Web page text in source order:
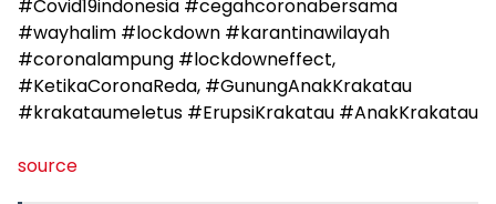
#Covid19indonesia #cegahcoronabersama
#wayhalim #lockdown #karantinawilayah
#coronalampung #lockdowneffect,
#KetikaCoronaReda, #GunungAnakKrakatau
#krakataumeletus #ErupsiKrakatau #AnakKrakatau
source